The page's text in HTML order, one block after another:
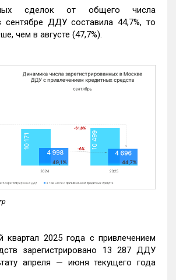
сделок от общего числа
ДДУ составила 44,7%, то
чем в августе (47,7%).
квартал 2025 года с привлечением
зарегистрировано 13 287 ДДУ
апреля — июня текущего года